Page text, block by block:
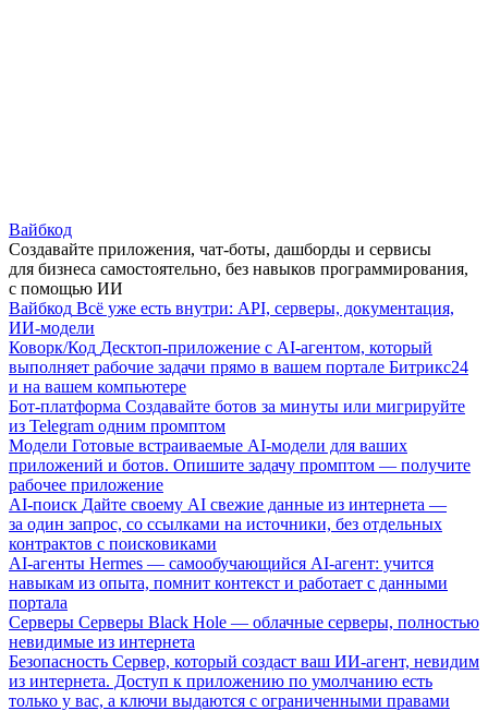
Вайбкод
Создавайте приложения, чат-боты, дашборды и сервисы
для бизнеса самостоятельно, без навыков программирования,
с помощью ИИ
Вайбкод Всё уже есть внутри: API, серверы, документация,
ИИ-модели
Коворк/Код Десктоп-приложение с AI-агентом, который
выполняет рабочие задачи прямо в вашем портале Битрикс24
и на вашем компьютере
Бот-платформа Создавайте ботов за минуты или мигрируйте
из Telegram одним промптом
Модели Готовые встраиваемые AI-модели для ваших
приложений и ботов. Опишите задачу промптом — получите
рабочее приложение
AI-поиск Дайте своему AI свежие данные из интернета —
за один запрос, со ссылками на источники, без отдельных
контрактов с поисковиками
AI-агенты Hermes — самообучающийся AI-агент: учится
навыкам из опыта, помнит контекст и работает с данными
портала
Серверы Серверы Black Hole — облачные серверы, полностью
невидимые из интернета
Безопасность Сервер, который создаст ваш ИИ-агент, невидим
из интернета. Доступ к приложению по умолчанию есть
только у вас, а ключи выдаются с ограниченными правами